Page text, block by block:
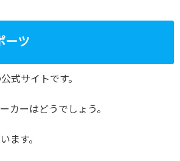
ーツ
式サイトです。
カーはどうでしょう。
ます。